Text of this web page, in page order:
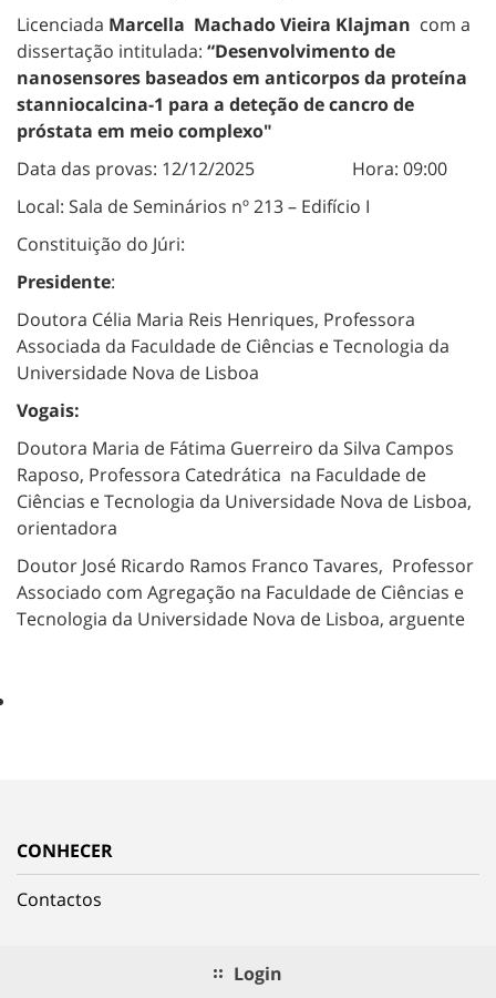
Licenciada Marcella Machado Vieira Klajman com a
dissertação intitulada: “Desenvolvimento de
nanosensores baseados em anticorpos da proteína
stanniocalcina-1 para a deteção de cancro de
próstata em meio complexo"
Data das provas: 12/12/2025 Hora: 09:00
Local: Sala de Seminários nº 213 – Edifício I
Constituição do Júri:
Presidente:
Doutora Célia Maria Reis Henriques, Professora
Associada da Faculdade de Ciências e Tecnologia da
Universidade Nova de Lisboa
Vogais:
Doutora Maria de Fátima Guerreiro da Silva Campos
Raposo, Professora Catedrática na Faculdade de
Ciências e Tecnologia da Universidade Nova de Lisboa,
orientadora
Doutor José Ricardo Ramos Franco Tavares, Professor
Associado com Agregação na Faculdade de Ciências e
Tecnologia da Universidade Nova de Lisboa, arguente
CONHECER
Contactos
Login